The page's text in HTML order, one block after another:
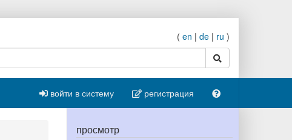
( en | de | ru )
поиск
войти в систему регистрация
просмотр